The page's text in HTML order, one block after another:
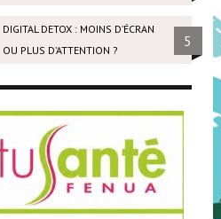
DIGITAL DETOX : MOINS D’ÉCRAN
OU PLUS D’ATTENTION ?
5